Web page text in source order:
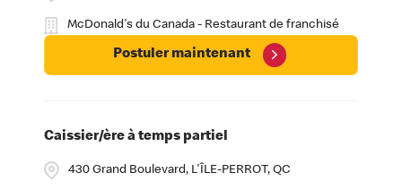
McDonald's du Canada - Restaurant de franchisé
Postuler maintenant
Caissier/ère à temps partiel
430 Grand Boulevard, L'ÎLE-PERROT, QC